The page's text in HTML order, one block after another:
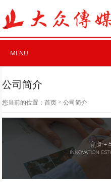
MENU
公司简介
您当前的位置：首页 >公司简介